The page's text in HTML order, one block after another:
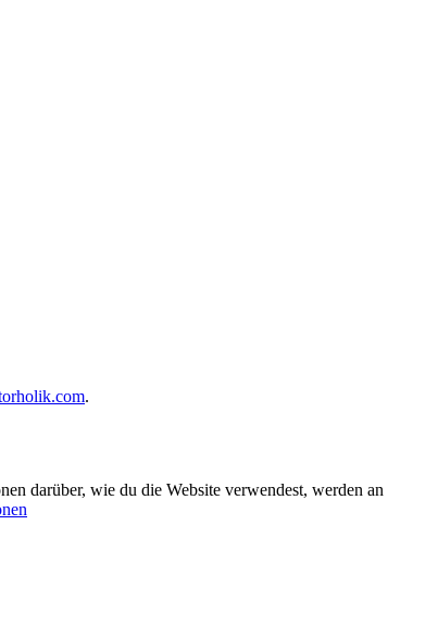
.
darüber, wie du die Website verwendest, werden an